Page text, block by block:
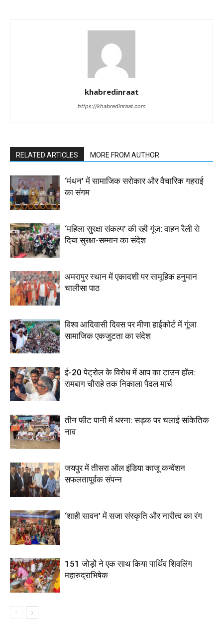
khabredinraat
https://khabredinraat.com
RELATED ARTICLES MORE FROM AUTHOR
‘मंथन’ में सामाजिक सरोकार और वैचारिक गहराई
का संगम
‘महिला सुरक्षा संकल्प’ की रही गूंज: वाहन रैली से
दिया सुरक्षा-सम्मान का संदेश
अमरापुर स्थान में एकादशी पर सामूहिक हनुमान
चालीसा पाठ
विश्व आदिवासी दिवस पर मीणा हाईकोर्ट में गूंजा
सामाजिक एकजुटता का संदेश
ई-20 पेट्रोल के विरोध में आप का टाउन हॉल:
रामबाग चौराहे तक निकाला पैदल मार्च
तीन फीट पानी में धरना: सड़क पर चलाई सांकेतिक
नाव
जयपुर में तीसरा ऑल इंडिया काजू कन्वेंशन
सफलतापूर्वक संपन्न
‘शाही सावन’ में सजा संस्कृति और नारीत्व का रंग
151 जोड़ों ने एक साथ किया पार्थिव शिवलिंग
महारुद्राभिषेक